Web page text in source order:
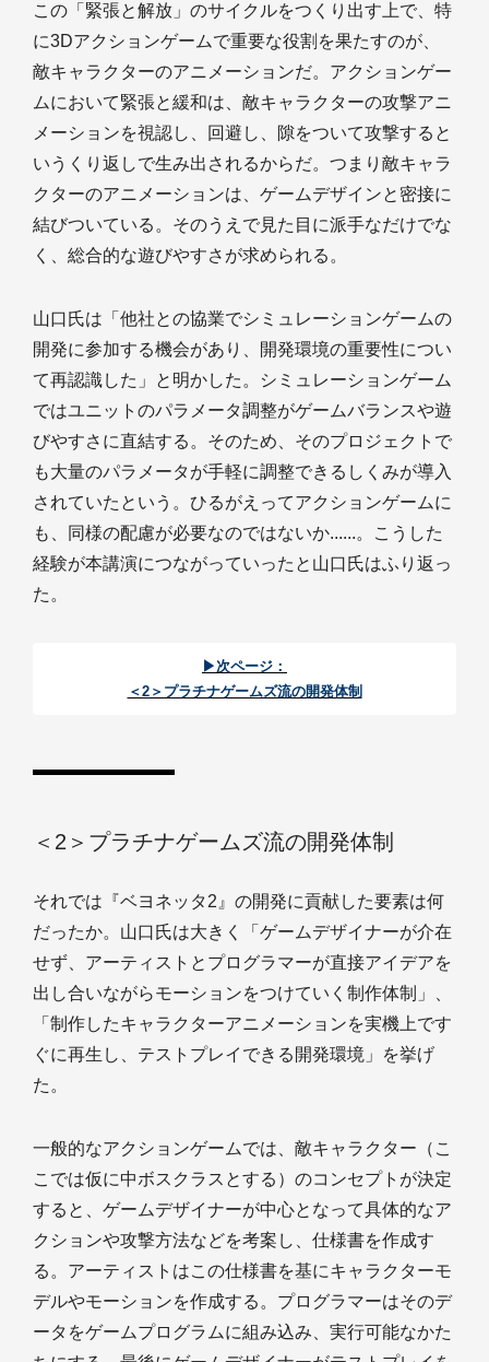
この「緊張と解放」のサイクルをつくり出す上で、特
に3Dアクションゲームで重要な役割を果たすのが、
敵キャラクターのアニメーションだ。アクションゲー
ムにおいて緊張と緩和は、敵キャラクターの攻撃アニ
メーションを視認し、回避し、隙をついて攻撃すると
いうくり返しで生み出されるからだ。つまり敵キャラ
クターのアニメーションは、ゲームデザインと密接に
結びついている。そのうえで見た目に派手なだけでな
く、総合的な遊びやすさが求められる。
山口氏は「他社との協業でシミュレーションゲームの
開発に参加する機会があり、開発環境の重要性につい
て再認識した」と明かした。シミュレーションゲーム
ではユニットのパラメータ調整がゲームバランスや遊
びやすさに直結する。そのため、そのプロジェクトで
も大量のパラメータが手軽に調整できるしくみが導入
されていたという。ひるがえってアクションゲームに
も、同様の配慮が必要なのではないか......。こうした
経験が本講演につながっていったと山口氏はふり返っ
た。
▶次ページ：
＜2＞プラチナゲームズ流の開発体制
＜2＞プラチナゲームズ流の開発体制
それでは『ベヨネッタ2』の開発に貢献した要素は何
だったか。山口氏は大きく「ゲームデザイナーが介在
せず、アーティストとプログラマーが直接アイデアを
出し合いながらモーションをつけていく制作体制」、
「制作したキャラクターアニメーションを実機上です
ぐに再生し、テストプレイできる開発環境」を挙げ
た。
一般的なアクションゲームでは、敵キャラクター（こ
こでは仮に中ボスクラスとする）のコンセプトが決定
すると、ゲームデザイナーが中心となって具体的なア
クションや攻撃方法などを考案し、仕様書を作成す
る。アーティストはこの仕様書を基にキャラクターモ
デルやモーションを作成する。プログラマーはそのデ
ータをゲームプログラムに組み込み、実行可能なかた